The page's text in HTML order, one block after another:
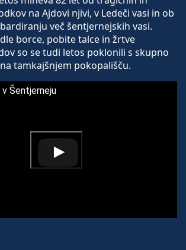
na Ajdovi njivi, v Ledeči vasi in ob
več šentjernejskih vasi.
borce, pobite talce in žrtve
so se tudi letos poklonili s skupno
tamkajšnjem pokopališču.
v Šentjerneju